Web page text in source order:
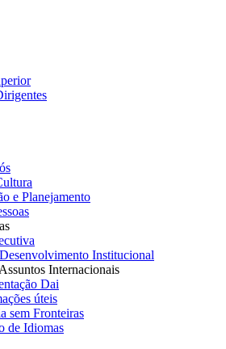
e Planejamento
Institucional
Internacionais
Dai
úteis
sem Fronteiras
de Idiomas